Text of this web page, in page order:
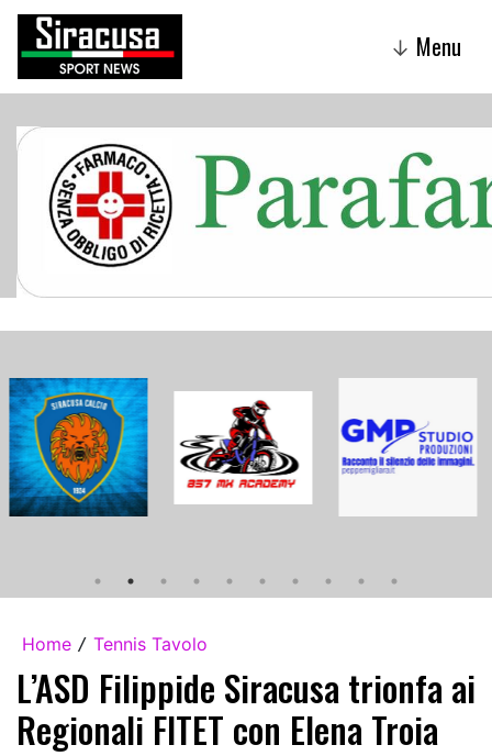
↓ Menu
Home / Tennis Tavolo
L’ASD Filippide Siracusa trionfa ai
Regionali FITET con Elena Troia